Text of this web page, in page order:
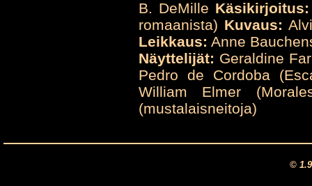
B. DeMille Käsikirjoitus:
romaanista) Kuvaus:
Leikkaus: Anne
Näyttelijät: Geraldine
Pedro de Cordoba
William Elmer
(mustalaisneitoja)
©